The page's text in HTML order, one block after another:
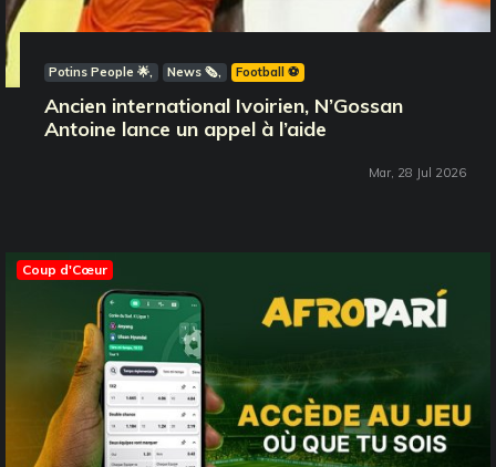
Potins People 🌟 News 🗞️ Football ⚽️
Ancien international Ivoirien, N’Gossan
Antoine lance un appel à l’aide
Mar, 28 Jul 2026
Coup d'Cœur